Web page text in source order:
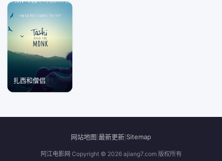
扎西和僧侣
网站地图 最新更新 Sitemap
阿江电影网 Copyright © 2026 ajiang7.com 版权所有